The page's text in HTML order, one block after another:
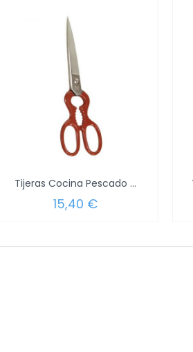
Tijeras Cocina Pescado Oryx Pintada 21 cm.
15,40 €